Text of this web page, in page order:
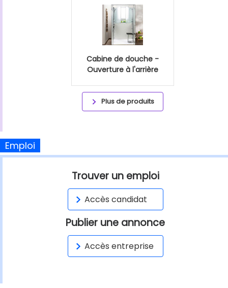
Cabine de douche -
Ouverture à l'arrière
Plus de produits
Emploi
Trouver un emploi
Accès candidat
Publier une annonce
Accès entreprise